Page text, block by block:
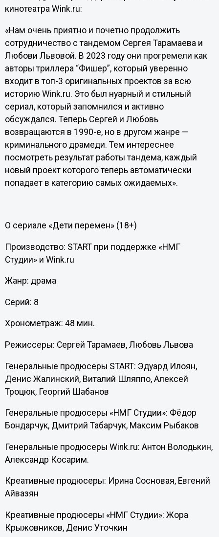
кинотеатра Wink.ru:
«Нам очень приятно и почетно продолжить
сотрудничество с тандемом Сергея Тарамаева и
Любови Львовой. В 2023 году они прогремели как
авторы триллера “Фишер”, который уверенно
входит в топ-3 оригинальных проектов за всю
историю Wink.ru. Это был нуарный и стильный
сериал, который запомнился и активно
обсуждался. Теперь Сергей и Любовь
возвращаются в 1990-е, но в другом жанре —
криминального драмеди. Тем интереснее
посмотреть результат работы тандема, каждый
новый проект которого теперь автоматически
попадает в категорию самых ожидаемых».
О сериале «Дети перемен» (18+)
Производство: START при поддержке «НМГ
Студии» и Wink.ru
Жанр: драма
Серий: 8
Хронометраж: 48 мин.
Режиссеры: Сергей Тарамаев, Любовь Львова
Генеральные продюсеры START: Эдуард Илоян,
Денис Жалинский, Виталий Шляппо, Алексей
Троцюк, Георгий Шабанов
Генеральные продюсеры «НМГ Студии»: Фёдор
Бондарчук, Дмитрий Табарчук, Максим Рыбаков
Генеральные продюсеры Wink.ru: Антон Володькин,
Александр Косарим.
Креативные продюсеры: Ирина Сосновая, Евгений
Айвазян
Креативные продюсеры «НМГ Студии»: Жора
Крыжовников, Денис Уточкин